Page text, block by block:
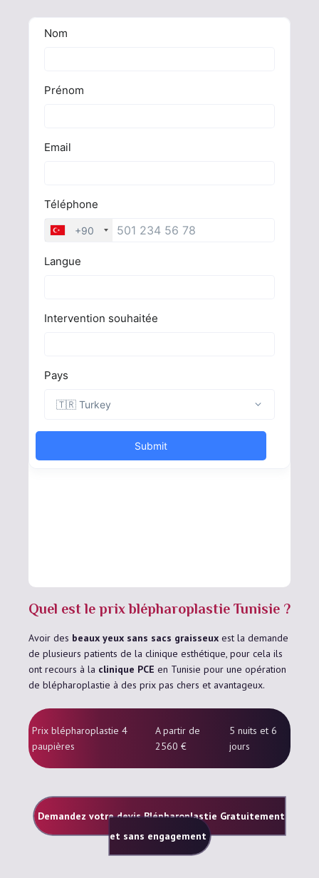
Devis gratuit en 30 secondes !
Devis Gratuit
Quel est le prix blépharoplastie Tunisie ?
Avoir des beaux yeux sans sacs graisseux est la demande
de plusieurs patients de la clinique esthétique, pour cela ils
ont recours à la clinique PCE en Tunisie pour une opération
de blépharoplastie à des prix pas chers et avantageux.
Prix blépharoplastie 4
paupières
A partir de
2560 €
5 nuits et 6
jours
Demandez votre devis Blépharoplastie Gratuitement
et sans engagement